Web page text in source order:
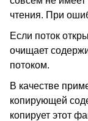
чтения. При
Если поток
очищает
потоком.
В качестве
копирующей
копирует этот